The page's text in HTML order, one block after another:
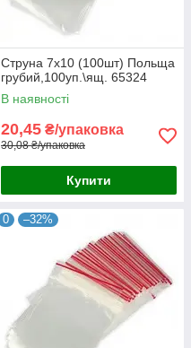
Струна 7х10 (100шт) Польща
грубий,100уп.\ящ. 65324
В наявності
20,45 ₴/упаковка
30,08 ₴/упаковка
Купити
0 –32%